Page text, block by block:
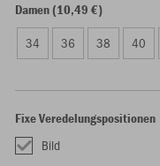
Damen (10,49 €)
34 36 38 40
Fixe Veredelungspositionen
Bild